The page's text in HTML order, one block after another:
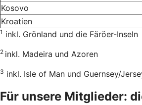
Kosovo
Kroatien
1 inkl. Grönland und die Färöer-Inseln
2 inkl. Madeira und Azoren
3 inkl. Isle of Man und Guernsey/
Für unsere Mitglieder: